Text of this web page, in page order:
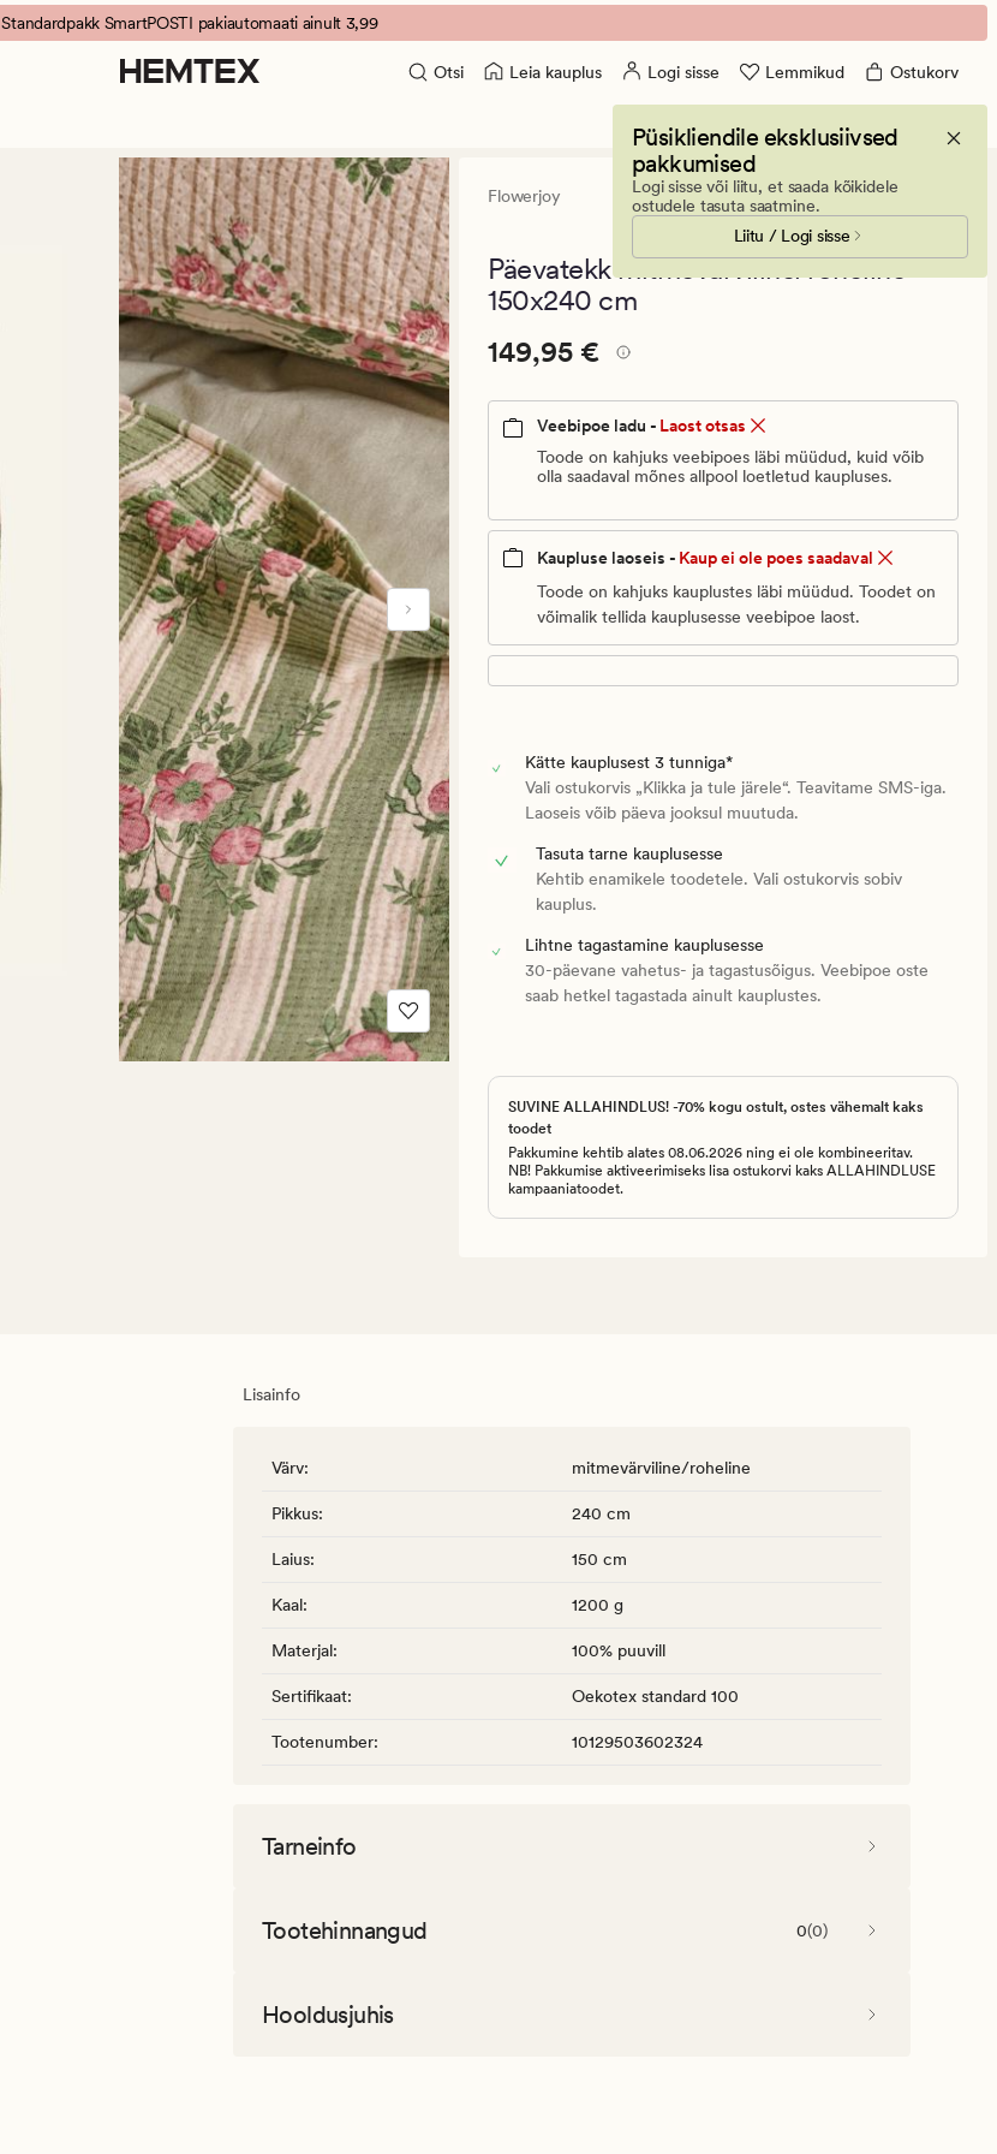
Standardpakk SmartPOSTI pakiautomaati ainult 3,99
Otsi Leia kauplus Logi sisse Lemmikud Ostukorv
Püsikliendile eksklusiivsed
pakkumised
Logi sisse või liitu, et saada kõikidele
ostudele tasuta saatmine.
Liitu / Logi sisse
Flowerjoy
arvustust
0
Päevatekk mitmevärviline/roheline -
150x240 cm
Pris_ee
149,95
€.
Vanlig
pris_ee
149,95
€
Pris_ee 149,95 €
149,95 €
Veebipoe ladu - Laost otsas
Toode on kahjuks veebipoes läbi müüdud, kuid võib
olla saadaval mõnes allpool loetletud kaupluses.
Kaupluse laoseis - Kaup ei ole poes saadaval
Toode on kahjuks kauplustes läbi müüdud. Toodet on
võimalik tellida kauplusesse veebipoe laost.
Kätte kauplusest 3 tunniga*
Vali ostukorvis „Klikka ja tule järele“. Teavitame SMS-iga.
Laoseis võib päeva jooksul muutuda.
Tasuta tarne kauplusesse
Kehtib enamikele toodetele. Vali ostukorvis sobiv
kauplus.
Lihtne tagastamine kauplusesse
30-päevane vahetus- ja tagastusõigus. Veebipoe oste
saab hetkel tagastada ainult kauplustes.
SUVINE ALLAHINDLUS! -70% kogu ostult, ostes vähemalt kaks
toodet
Pakkumine kehtib alates 08.06.2026 ning ei ole kombineeritav.
NB! Pakkumise aktiveerimiseks lisa ostukorvi kaks ALLAHINDLUSE
kampaaniatoodet.
Lisainfo
Värv: mitmevärviline/roheline
Pikkus: 240 cm
Laius: 150 cm
Kaal: 1200 g
Materjal: 100% puuvill
Sertifikaat: Oekotex standard 100
Tootenumber: 10129503602324
Tarneinfo
Tootehinnangud 0(0)
Hooldusjuhis